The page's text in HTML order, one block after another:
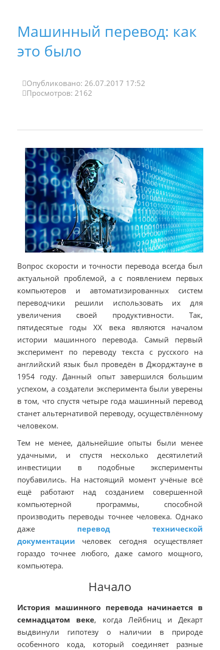
Машинный перевод: как
это было
Опубликовано: 26.07.2017 17:52
Просмотров: 2162
Вопрос скорости и точности перевода всегда был
актуальной проблемой, а с появлением первых
компьютеров и автоматизированных систем
переводчики решили использовать их для
увеличения своей продуктивности. Так,
пятидесятые годы ХХ века являются началом
истории машинного перевода. Самый первый
эксперимент по переводу текста с русского на
английский язык был проведён в Джорджтауне в
1954 году. Данный опыт завершился большим
успехом, а создатели эксперимента были уверены
в том, что спустя четыре года машинный перевод
станет альтернативой переводу, осуществлённому
человеком.
Тем не менее, дальнейшие опыты были менее
удачными, и спустя несколько десятилетий
инвестиции в подобные эксперименты
поубавились. На настоящий момент учёные всё
ещё работают над созданием совершенной
компьютерной программы, способной
производить переводы точнее человека. Однако
даже перевод технической
документации человек сегодня осуществляет
гораздо точнее любого, даже самого мощного,
компьютера.
Начало
История машинного перевода начинается в
семнадцатом веке, когда Лейбниц и Декарт
выдвинули гипотезу о наличии в природе
особенного кода, который соединяет разные